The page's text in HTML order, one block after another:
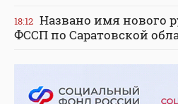
18:12 Названо имя нового
ФССП по Саратовской